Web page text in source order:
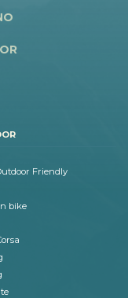
Friendly
bike